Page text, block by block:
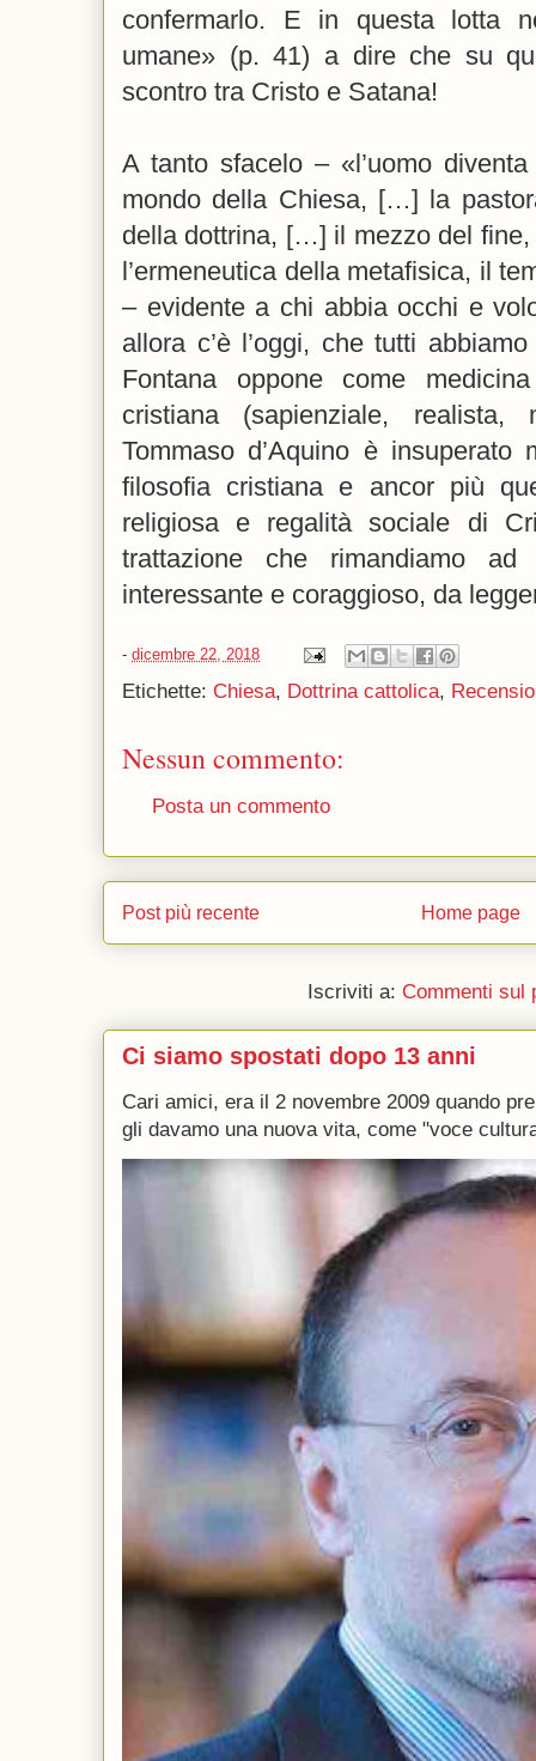
confermarlo. E in questa lotta
umane» (p. 41) a dire che su
scontro tra Cristo e Satana!
A tanto sfacelo – «l’uomo
mondo della Chiesa, […] la
della dottrina, […] il mezzo del
l’ermeneutica della metafisica, il
– evidente a chi abbia occhi e
allora c’è l’oggi, che tutti
Fontana oppone come
cristiana (sapienziale,
Tommaso d’Aquino è insuperato
filosofia cristiana e ancor più
religiosa e regalità sociale di
trattazione che rimandiamo ad
interessante e coraggioso, da
- dicembre 22, 2018
Etichette: Chiesa, Dottrina cattolica,
Nessun commento:
Posta un commento
Post più recente Home page
Iscriviti a: Commenti sul
Ci siamo spostati dopo 13 anni
Cari amici, era il 2 novembre 2009 quando
gli davamo una nuova vita, come "voce